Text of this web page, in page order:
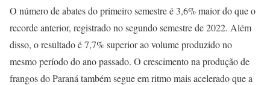
O número de abates do primeiro semestre é 3,6% maior do que o
recorde anterior, registrado no segundo semestre de 2022. Além
disso, o resultado é 7,7% superior ao volume produzido no
mesmo período do ano passado. O crescimento na produção de
frangos do Paraná também segue em ritmo mais acelerado que a